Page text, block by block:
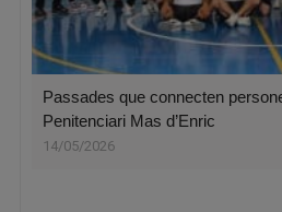
Passades que connecten
Penitenciari Mas d’Enric
14/05/2026